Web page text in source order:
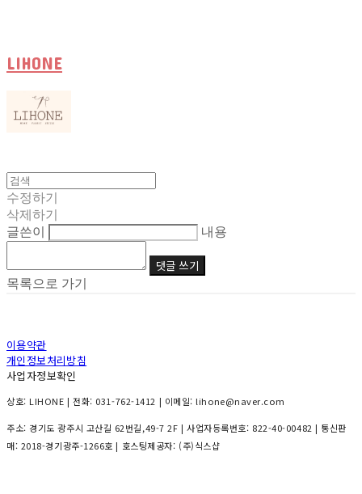
LIHONE
수정하기
삭제하기
글쓴이
내용
댓글 쓰기
목록으로 가기
이용약관
개인정보처리방침
사업자정보확인
상호: LIHONE | 전화: 031-762-1412 | 이메일: lihone@naver.com
주소: 경기도 광주시 고산길 62번길,49-7 2F | 사업자등록번호: 822-40-00482 | 통신판
매: 2018-경기광주-1266호 | 호스팅제공자: (주)식스샵